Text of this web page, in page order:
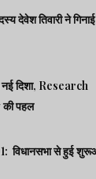
देवेश तिवारी ने
नई दिशा, Research
पहल
विधानसभा से हुई